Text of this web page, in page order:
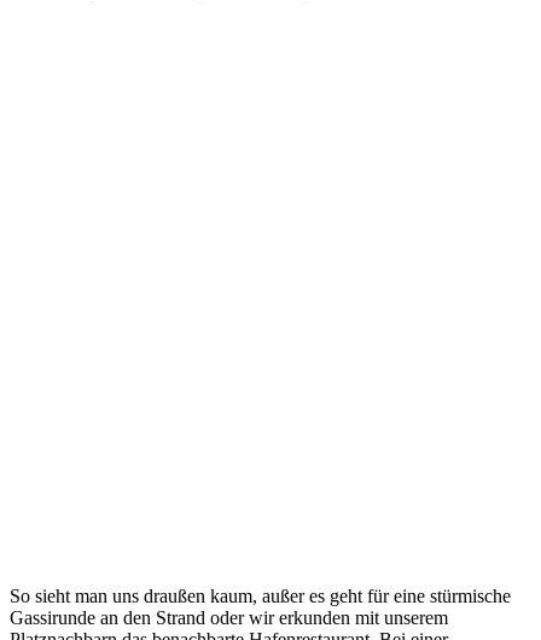
So sieht man uns draußen kaum, außer es geht für eine stürmische
Gassirunde an den Strand oder wir erkunden mit unserem